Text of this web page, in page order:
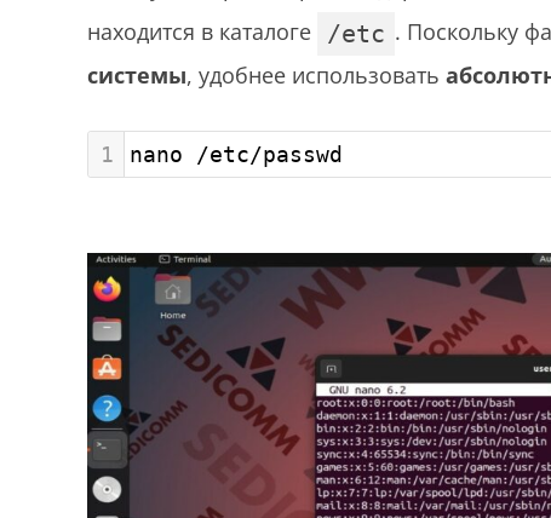
находится в каталоге
/etc . Поскольку
системы, удобнее использовать
1 nano /etc/passwd